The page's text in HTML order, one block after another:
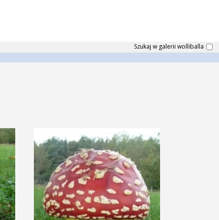
Szukaj w galerii wolliballa